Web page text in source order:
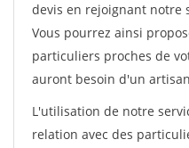
devis en rejoignant notre
Vous pourrez ainsi
particuliers proches de
auront besoin d'un
L'utilisation de notre
relation avec des